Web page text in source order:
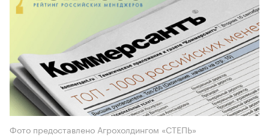
Фото предоставлено Агрохолдингом «СТЕПЬ»